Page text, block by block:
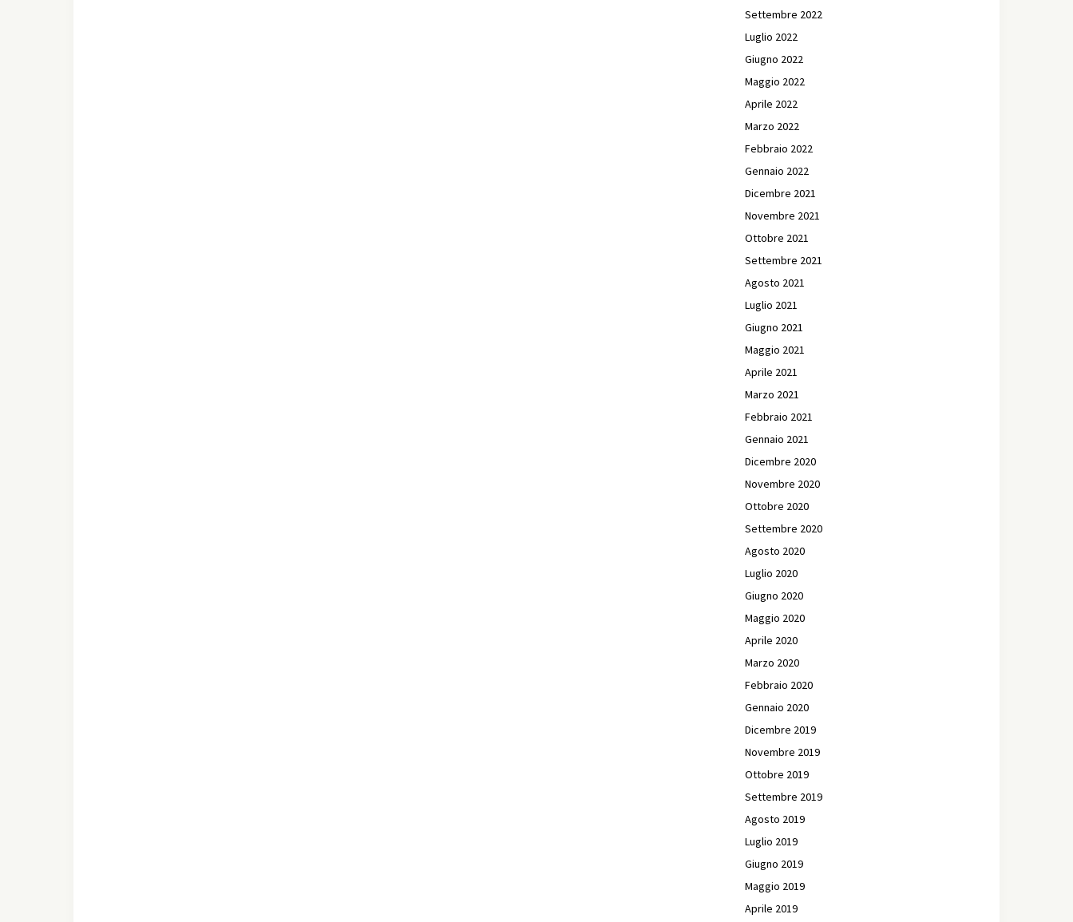
Settembre 2022
Luglio 2022
Giugno 2022
Maggio 2022
Aprile 2022
Marzo 2022
Febbraio 2022
Gennaio 2022
Dicembre 2021
Novembre 2021
Ottobre 2021
Settembre 2021
Agosto 2021
Luglio 2021
Giugno 2021
Maggio 2021
Aprile 2021
Marzo 2021
Febbraio 2021
Gennaio 2021
Dicembre 2020
Novembre 2020
Ottobre 2020
Settembre 2020
Agosto 2020
Luglio 2020
Giugno 2020
Maggio 2020
Aprile 2020
Marzo 2020
Febbraio 2020
Gennaio 2020
Dicembre 2019
Novembre 2019
Ottobre 2019
Settembre 2019
Agosto 2019
Luglio 2019
Giugno 2019
Maggio 2019
Aprile 2019